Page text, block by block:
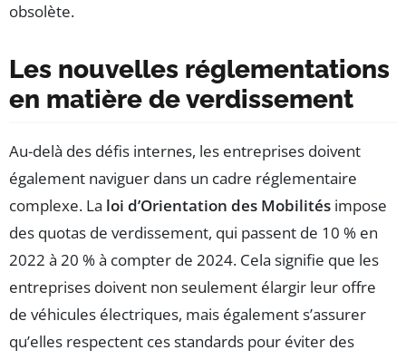
obsolète.
Les nouvelles réglementations
en matière de verdissement
Au-delà des défis internes, les entreprises doivent
également naviguer dans un cadre réglementaire
complexe. La loi d’Orientation des Mobilités impose
des quotas de verdissement, qui passent de 10 % en
2022 à 20 % à compter de 2024. Cela signifie que les
entreprises doivent non seulement élargir leur offre
de véhicules électriques, mais également s’assurer
qu’elles respectent ces standards pour éviter des